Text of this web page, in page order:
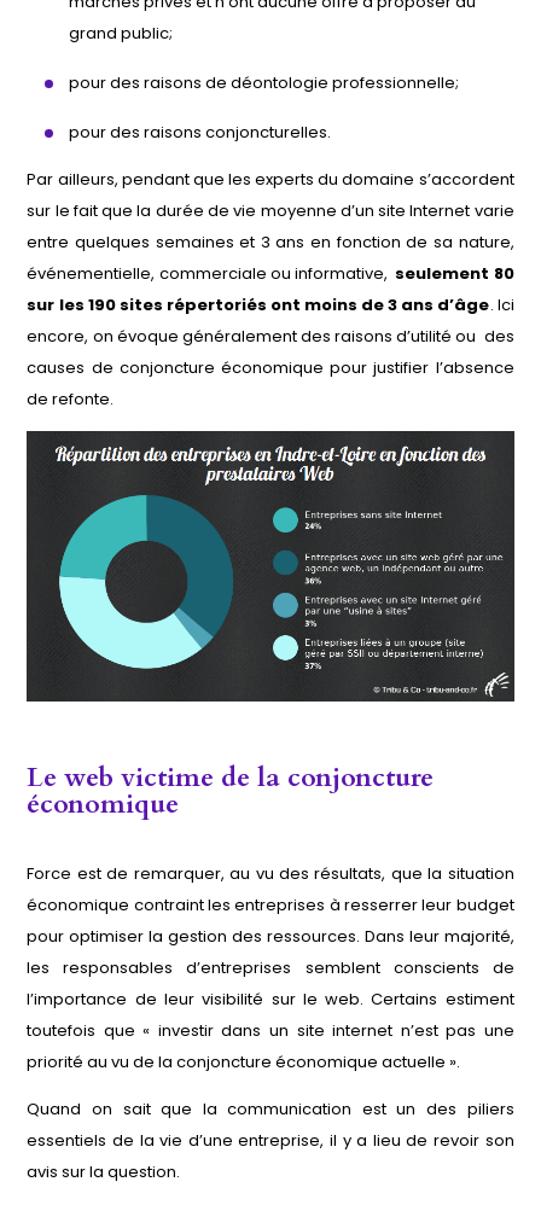
grand public;
pour des raisons de déontologie professionnelle;
pour des raisons conjoncturelles.
Par ailleurs, pendant que les experts du domaine s’accordent
sur le fait que la durée de vie moyenne d’un site Internet varie
entre quelques semaines et 3 ans en fonction de sa nature,
événementielle, commerciale ou informative, seulement 80
sur les 190 sites répertoriés ont moins de 3 ans d’âge. Ici
encore, on évoque généralement des raisons d’utilité ou des
causes de conjoncture économique pour justifier l’absence
de refonte.
Le web victime de la conjoncture
économique
Force est de remarquer, au vu des résultats, que la situation
économique contraint les entreprises à resserrer leur budget
pour optimiser la gestion des ressources. Dans leur majorité,
les responsables d’entreprises semblent conscients de
l’importance de leur visibilité sur le web. Certains estiment
toutefois que « investir dans un site internet n’est pas une
priorité au vu de la conjoncture économique actuelle ».
Quand on sait que la communication est un des piliers
essentiels de la vie d’une entreprise, il y a lieu de revoir son
avis sur la question.